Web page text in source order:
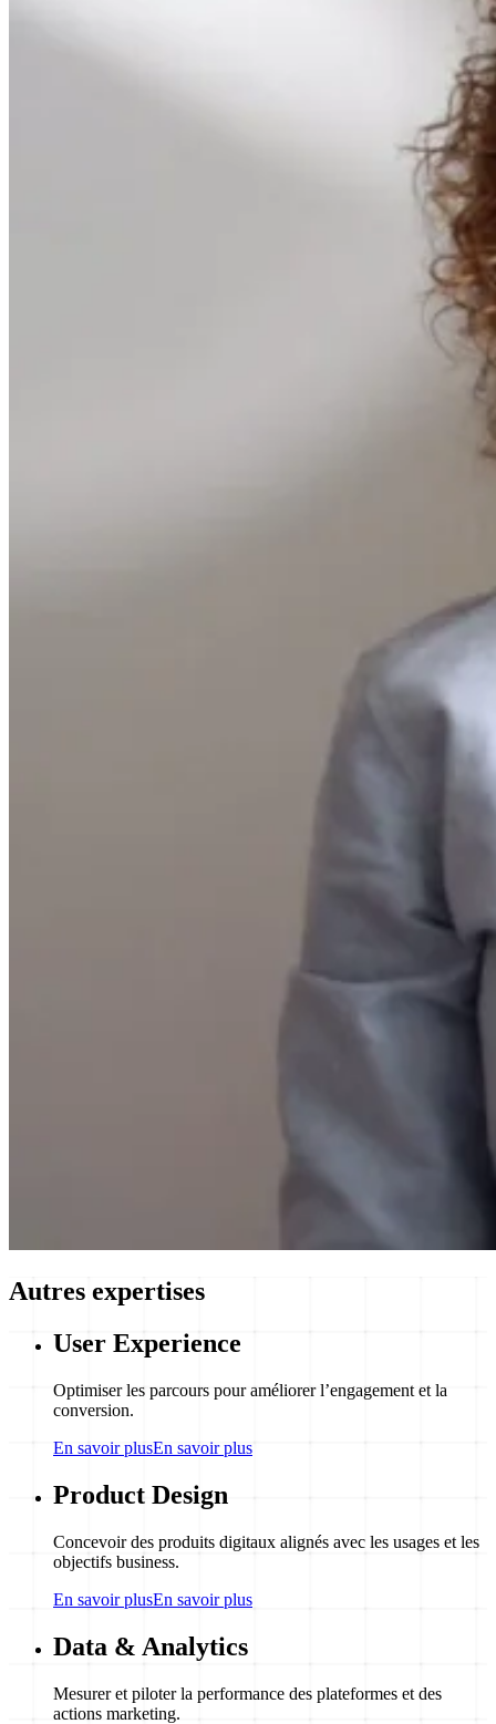
Autres expertises
User Experience
Optimiser les parcours pour améliorer l’engagement et la
conversion.
En savoir plusEn savoir plus
Product Design
Concevoir des produits digitaux alignés avec les usages et les
objectifs business.
En savoir plusEn savoir plus
Data & Analytics
Mesurer et piloter la performance des plateformes et des
actions marketing.